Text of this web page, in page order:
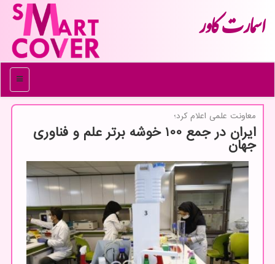
اسمارت كاور
منو
معاونت علمی اعلام كرد؛
ایران در جمع 100 خوشه برتر علم و فناوری
جهان